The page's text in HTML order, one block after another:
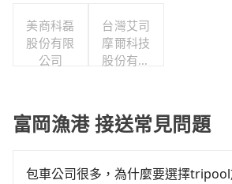
美商科磊
股份有限
公司
台灣艾司
摩爾科技
股份有限
富岡漁港 接送常見問題
包車公司很多，為什麼要選擇tripool